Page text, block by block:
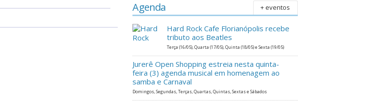
Agenda + eventos
Hard Rock Cafe Florianópolis recebe
tributo aos Beatles
Terça (16/05), Quarta (17/05), Quinta (18/05) e Sexta (19/05)
Jurerê Open Shopping estreia nesta quinta-
feira (3) agenda musical em homenagem ao
samba e Carnaval
Domingos, Segundas, Terças, Quartas, Quintas, Sextas e Sábados